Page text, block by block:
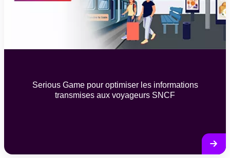
Serious Game pour optimiser les informations
transmises aux voyageurs SNCF